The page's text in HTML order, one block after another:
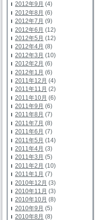
2012年9月 (4)
2012年8月 (6)
2012年7月 (9)
2012年6月 (12)
2012年5月 (12)
2012年4月 (8)
2012年3月 (10)
2012年2月 (6)
2012年1月 (6)
2011年12月 (4)
2011年11月 (2)
2011年10月 (6)
2011年9月 (6)
2011年8月 (7)
2011年7月 (8)
2011年6月 (7)
2011年5月 (14)
2011年4月 (3)
2011年3月 (5)
2011年2月 (10)
2011年1月 (7)
2010年12月 (3)
2010年11月 (3)
2010年10月 (8)
2010年9月 (5)
2010年8月 (8)